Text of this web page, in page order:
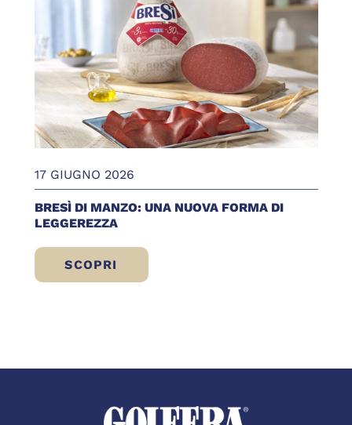
17 GIUGNO 2026
BRESÌ DI MANZO: UNA NUOVA FORMA DI
LEGGEREZZA
SCOPRI
BRESÌ DI MANZO: UNA NUOVA FORMA DI